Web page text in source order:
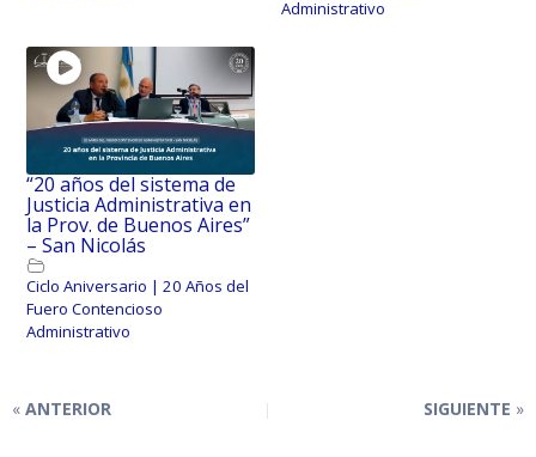
Administrativo
“20 años del sistema de
Justicia Administrativa en
la Prov. de Buenos Aires”
– San Nicolás
Ciclo Aniversario | 20 Años del
Fuero Contencioso
Administrativo
ANTERIOR SIGUIENTE